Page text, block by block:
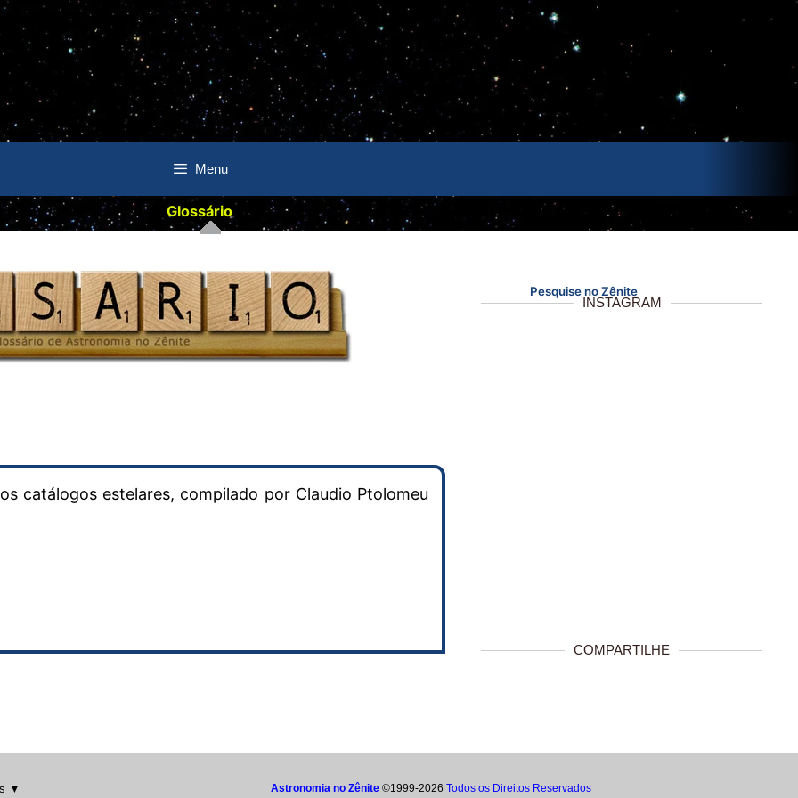
Menu
Glossário
catálogos estelares, compilado por Claudio Ptolomeu
Pesquise no Zênite
INSTAGRAM
COMPARTILHE
▼ Astronomia no Zênite ©1999-2026 Todos os Direitos Reservados